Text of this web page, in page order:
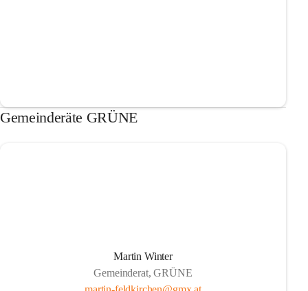
Gemeinderäte GRÜNE
Martin Winter
Gemeinderat, GRÜNE